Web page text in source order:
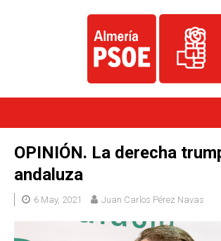
OPINIÓN. La derecha
andaluza
6 May, 2021 Juan Carlos Pérez Navas